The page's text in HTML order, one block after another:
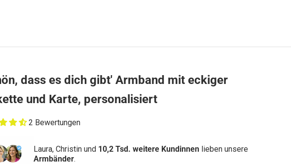
dass es dich gibt' Armband mit eckiger
und Karte, personalisiert
2 Bewertungen
Laura, Christin und 10,2 Tsd. weitere Kundinnen lieben unsere
Armbänder.